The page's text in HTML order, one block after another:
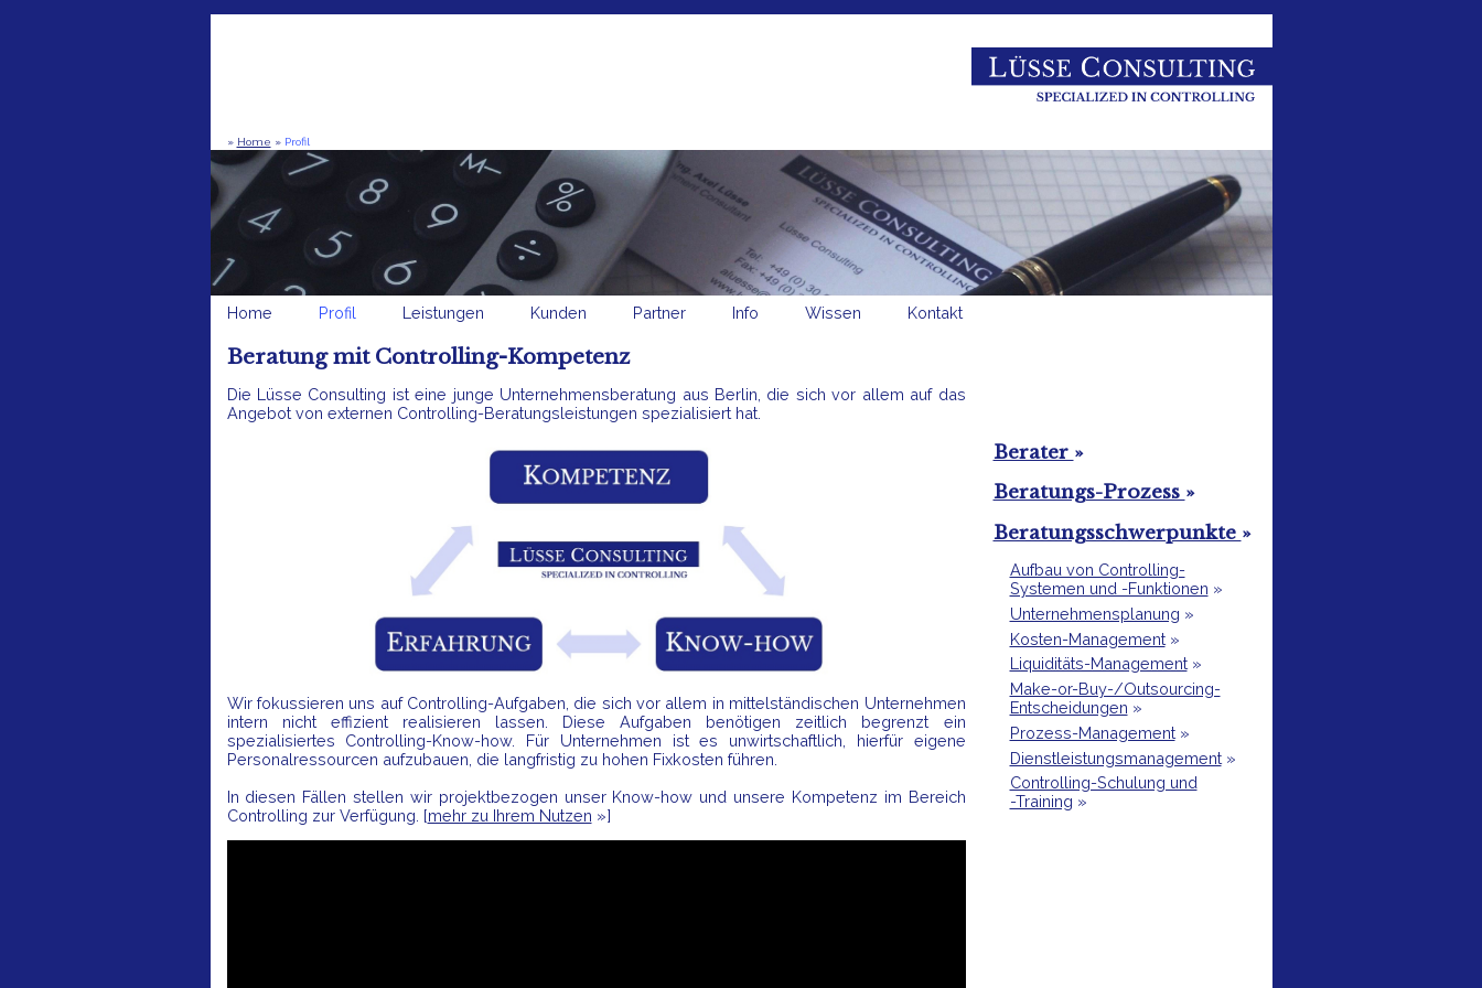
» Home » Profil
Home Profil Leistungen Kunden Partner Info Wissen Kontakt
Beratung mit Controlling-Kompetenz
Die Lüsse Consulting ist eine junge Unternehmensberatung aus Berlin, die sich vor allem auf das
Angebot von externen Controlling-Beratungsleistungen spezialisiert hat.
Wir fokussieren uns auf Controlling-Aufgaben, die sich vor allem in mittelständischen Unternehmen
intern nicht effizient realisieren lassen. Diese Aufgaben benötigen zeitlich begrenzt ein
spezialisiertes Controlling-Know-how. Für Unternehmen ist es unwirtschaftlich, hierfür eigene
Personalressourcen aufzubauen, die langfristig zu hohen Fixkosten führen.
In diesen Fällen stellen wir projektbezogen unser Know-how und unsere Kompetenz im Bereich
Controlling zur Verfügung. [mehr zu Ihrem Nutzen »]
Berater »
Beratungs-Prozess »
Beratungsschwerpunkte »
Aufbau von Controlling-
Systemen und -Funktionen »
Unternehmensplanung »
Kosten-Management»
Liquiditäts-Management»
Make-or-Buy-/Outsourcing-
Entscheidungen »
Prozess-Management»
Dienstleistungsmanagement»
Controlling-Schulung und
-Training »